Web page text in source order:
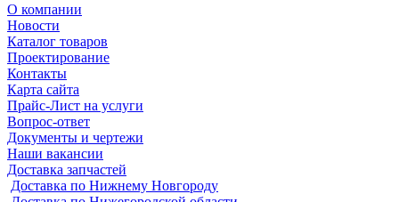
О компании
Новости
Каталог товаров
Проектирование
Контакты
Карта сайта
Прайс-Лист на услуги
Вопрос-ответ
Документы и чертежи
Наши вакансии
Доставка запчастей
Доставка по Нижнему Новгороду